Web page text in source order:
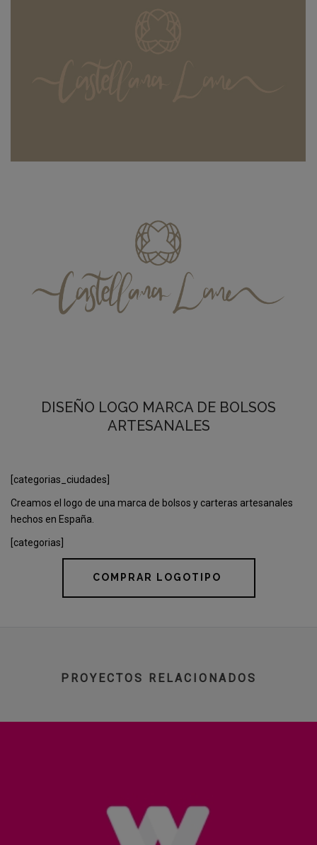
DISEÑO LOGO MARCA DE BOLSOS
ARTESANALES
[categorias_ciudades]
Creamos el logo de una marca de bolsos y carteras artesanales
hechos en España.
[categorias]
COMPRAR LOGOTIPO
PROYECTOS RELACIONADOS